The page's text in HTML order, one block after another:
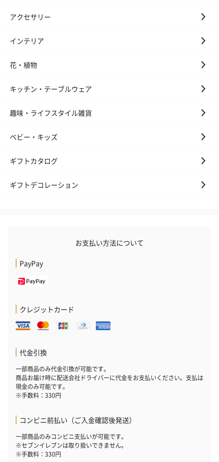
いぶりがっことチーズ
ごろっとうまみ チーズ
ン）（981円）
しょっつるナ
アクセサリー
インテリア
花・植物
キッチン・テーブルウェア
趣味・ライフスタイル雑貨
ベビー・キッズ
ギフトカタログ
ギフトデコレーション
お支払い方法について
PayPay
クレジットカード
代金引換
一部商品のみ代金引換が可能です。
商品お届け時に配送会社ドライバーに代金をお支払いください。支払は
現金のみ可能です。
※手数料：330円
コンビニ前払い（ご入金確認後発送）
一部商品のみコンビニ支払いが可能です。
※セブンイレブンは取り扱いできません。
※手数料：330円